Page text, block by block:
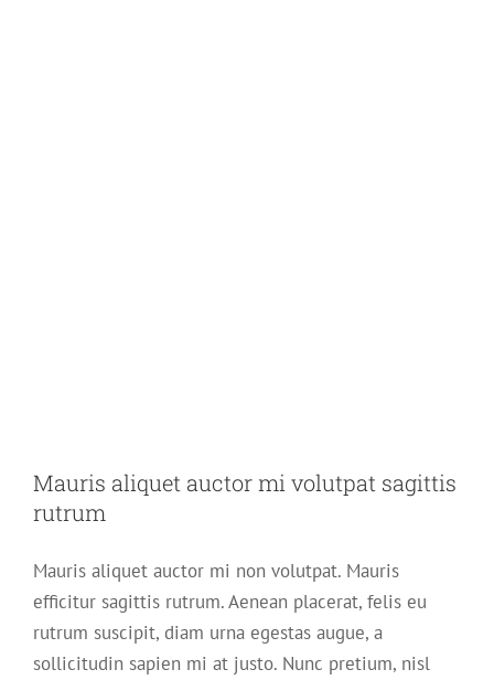
Mauris aliquet auctor mi volutpat sagittis
rutrum
Mauris aliquet auctor mi non volutpat. Mauris
efficitur sagittis rutrum. Aenean placerat, felis eu
rutrum suscipit, diam urna egestas augue, a
sollicitudin sapien mi at justo. Nunc pretium, nisl